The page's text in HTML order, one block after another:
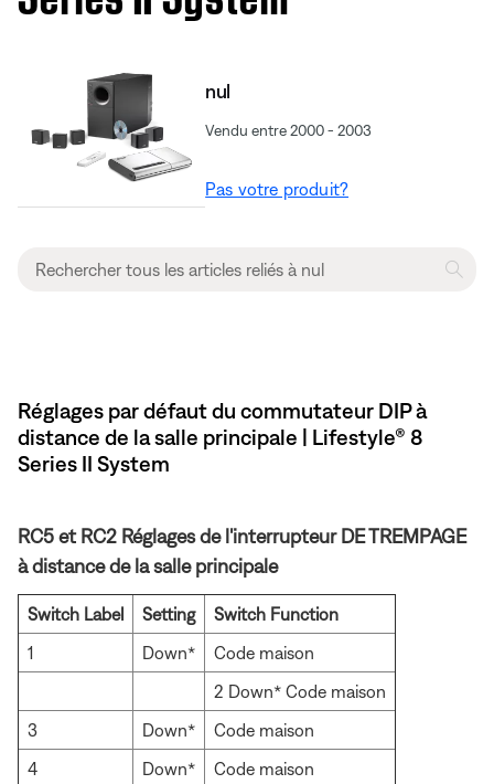
nul
Vendu entre 2000 - 2003
Pas votre produit?
Réglages par défaut du commutateur DIP à
distance de la salle principale | Lifestyle® 8
Series II System
RC5 et RC2 Réglages de l'interrupteur DE TREMPAGE
à distance de la salle principale
Switch Label Setting
Switch Function
1
Down*
Code maison
2 Down* Code maison
3
Down*
Code maison
4
Down*
Code maison